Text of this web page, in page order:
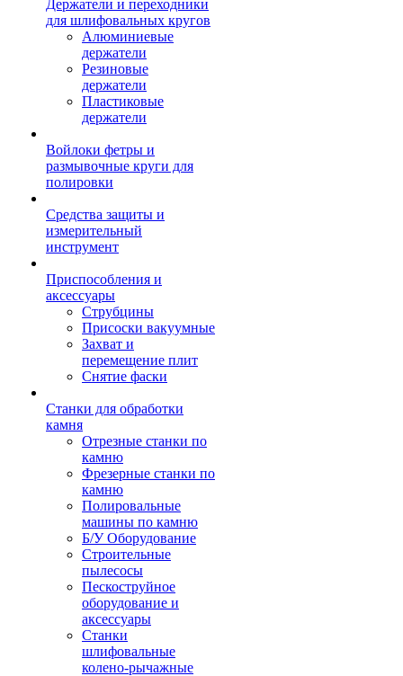
Держатели и переходники
для шлифовальных кругов
Алюминиевые
держатели
Резиновые
держатели
Пластиковые
держатели
Войлоки фетры и
размывочные круги для
полировки
Средства защиты и
измерительный
инструмент
Приспособления и
аксессуары
Струбцины
Присоски вакуумные
Захват и
перемещение плит
Снятие фаски
Станки для обработки
камня
Отрезные станки по
камню
Фрезерные станки по
камню
Полировальные
машины по камню
Б/У Оборудование
Строительные
пылесосы
Пескоструйное
оборудование и
аксессуары
Станки
шлифовальные
колено-рычажные